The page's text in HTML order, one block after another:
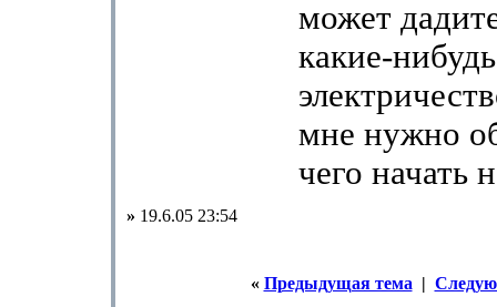
может
какие-
мне нужно
чего начать
» 19.6.05 23:54
« Предыдущая тема |